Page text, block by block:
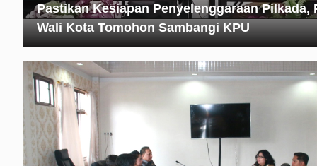
Pastikan Kesiapan Penyelenggaraan Pilkada,
Wali Kota Tomohon Sambangi KPU